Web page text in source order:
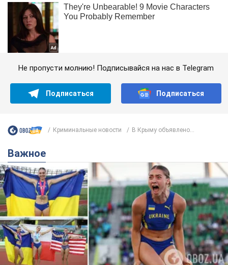
Не пропусти молнию! Подписывайся на нас в Telegram
Подписаться Подписаться
Криминальные новости В Крыму объявлено...
Важное